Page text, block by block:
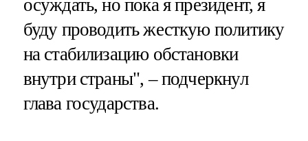
осуждать, но пока я президент, я
буду проводить жесткую политику
на стабилизацию обстановки
внутри страны", – подчеркнул
глава государства.